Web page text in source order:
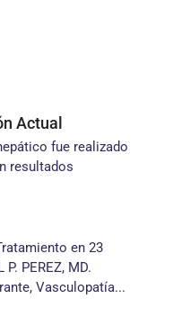
Actual
fue realizado
resultados
en 23
PEREZ, MD.
Vasculopatía...